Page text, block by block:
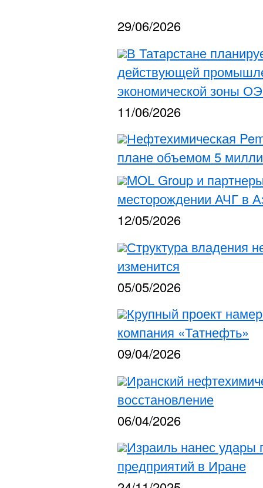
29/06/2026
В Татарстане
действующей
экономической зоны
11/06/2026
Нефтехимическая
плане объемом 5
MOL Group и
месторождении АЧГ в
12/05/2026
Структура владения
изменится
05/05/2026
Крупный проект
компания «Татнефть»
09/04/2026
Иранский
восстановление
06/04/2026
Израиль нанес удары
предприятий в Иране